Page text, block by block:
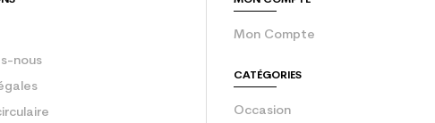
nous
Mon Compte
CATÉGORIES
Occasion